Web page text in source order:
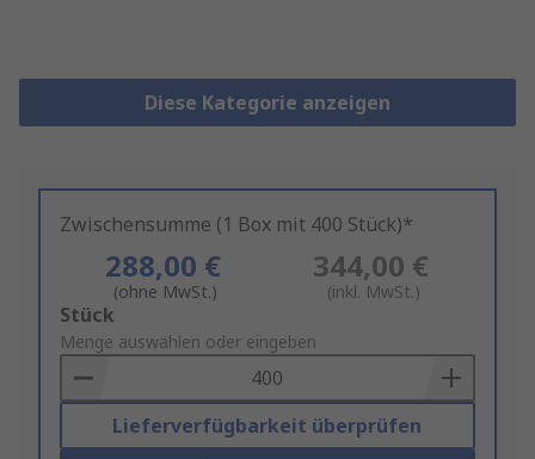
Diese Kategorie anzeigen
Zwischensumme (1 Box mit 400 Stück)*
288,00 €
(ohne MwSt.)
344,00 €
(inkl. MwSt.)
Add
to
Basket
Stück
Menge auswählen oder eingeben
Lieferverfügbarkeit überprüfen